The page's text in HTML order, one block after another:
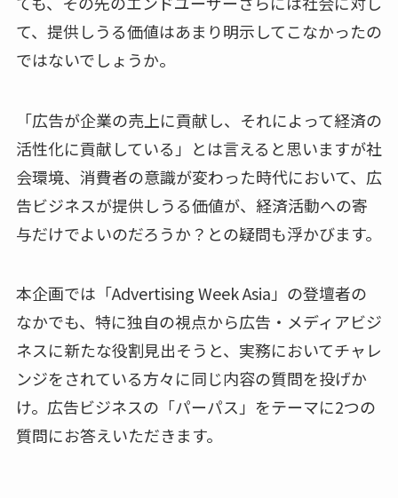
て、提供しうる価値はあまり明示してこなかったの
ではないでしょうか。
「広告が企業の売上に貢献し、それによって経済の
活性化に貢献している」とは言えると思いますが社
会環境、消費者の意識が変わった時代において、広
告ビジネスが提供しうる価値が、経済活動への寄
与だけでよいのだろうか？との疑問も浮かびます。
本企画では「Advertising Week Asia」の登壇者の
なかでも、特に独自の視点から広告・メディアビジ
ネスに新たな役割見出そうと、実務においてチャレ
ンジをされている方々に同じ内容の質問を投げか
け。広告ビジネスの「パーパス」をテーマに2つの
質問にお答えいただきます。